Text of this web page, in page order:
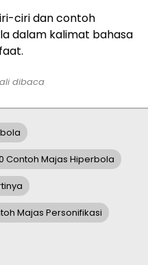
ciri dan contoh
dalam kalimat bahasa
dibaca
Contoh Majas Hiperbola
Majas Personifikasi